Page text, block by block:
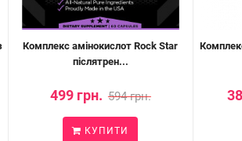
Комплекс амінокислот Rock Star
післятрен...
499 грн. 594 грн.
КУПИТИ